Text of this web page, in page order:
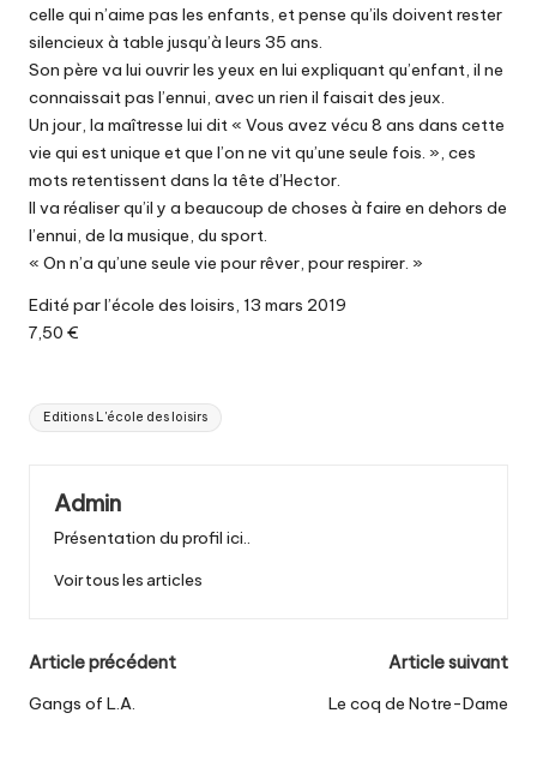
celle qui n’aime pas les enfants, et pense qu’ils doivent rester
silencieux à table jusqu’à leurs 35 ans.
Son père va lui ouvrir les yeux en lui expliquant qu’enfant, il ne
connaissait pas l’ennui, avec un rien il faisait des jeux.
Un jour, la maîtresse lui dit « Vous avez vécu 8 ans dans cette
vie qui est unique et que l’on ne vit qu’une seule fois. », ces
mots retentissent dans la tête d’Hector.
Il va réaliser qu’il y a beaucoup de choses à faire en dehors de
l’ennui, de la musique, du sport.
« On n’a qu’une seule vie pour rêver, pour respirer. »
Edité par l’école des loisirs, 13 mars 2019
7,50 €
Tags:
Editions L'école des loisirs
Admin
Présentation du profil ici..
Voir tous les articles
Post
navigation
Article précédent
Gangs of L.A.
Article suivant
Le coq de Notre-Dame